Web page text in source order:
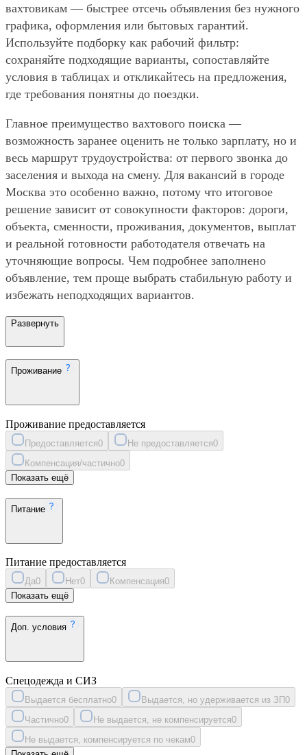
вахтовикам — быстрее отсечь объявления без нужного
графика, оформления или бытовых гарантий.
Используйте подборку как рабочий фильтр:
сохраняйте подходящие варианты, сопоставляйте
условия в таблицах и откликайтесь на предложения,
где требования понятны до поездки.
Главное преимущество вахтового поиска —
возможность заранее оценить не только зарплату, но и
весь маршрут трудоустройства: от первого звонка до
заселения и выхода на смену. Для вакансий в городе
Москва это особенно важно, потому что итоговое
решение зависит от совокупности факторов: дороги,
объекта, сменности, проживания, документов, выплат
и реальной готовности работодателя отвечать на
уточняющие вопросы. Чем подробнее заполнено
объявление, тем проще выбрать стабильную работу и
избежать неподходящих вариантов.
Развернуть
Проживание
Проживание предоставляется
Предоставляется0 Не предоставляется0
Компенсация/частично0
Показать ещё
Питание
Питание предоставляется
Да0 Нет0 Компенсация0
Показать ещё
Доп. условия
Спецодежда и СИЗ
Выдается бесплатно0 Выдается, но удерживается из ЗП0
Частично0 Не выдается, не компенсируется0
Не выдается, компенсируется по чекам0